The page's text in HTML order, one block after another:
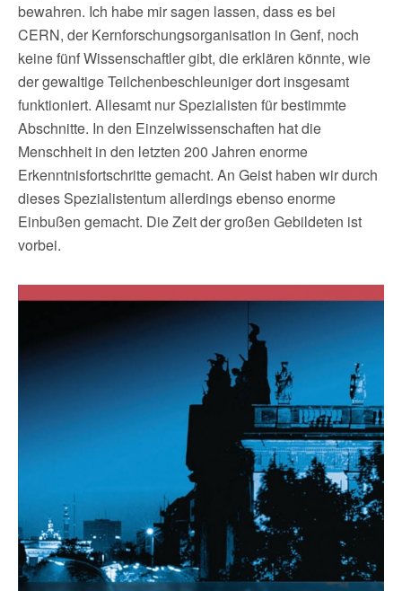
bewahren. Ich habe mir sagen lassen, dass es bei
CERN, der Kernforschungsorganisation in Genf, noch
keine fünf Wissenschaftler gibt, die erklären könnte, wie
der gewaltige Teilchenbeschleuniger dort insgesamt
funktioniert. Allesamt nur Spezialisten für bestimmte
Abschnitte. In den Einzelwissenschaften hat die
Menschheit in den letzten 200 Jahren enorme
Erkenntnisfortschritte gemacht. An Geist haben wir durch
dieses Spezialistentum allerdings ebenso enorme
Einbußen gemacht. Die Zeit der großen Gebildeten ist
vorbei.